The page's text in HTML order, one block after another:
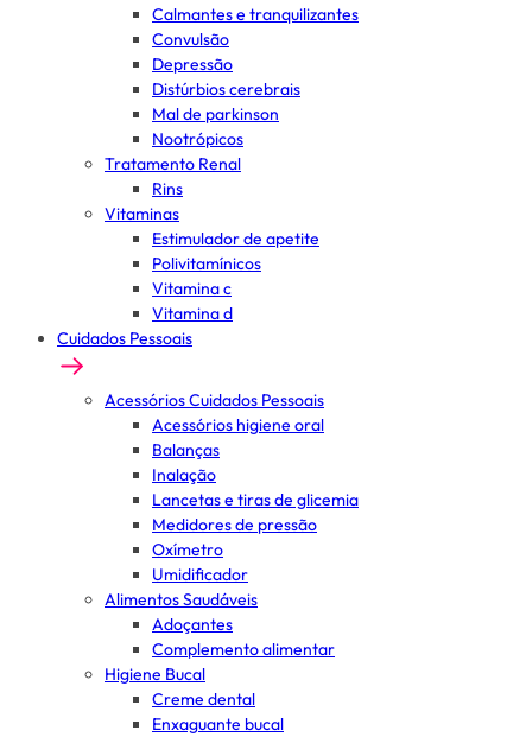
Calmantes e tranquilizantes
Convulsão
Depressão
Distúrbios cerebrais
Mal de parkinson
Nootrópicos
Tratamento Renal
Rins
Vitaminas
Estimulador de apetite
Polivitamínicos
Vitamina c
Vitamina d
Cuidados Pessoais
Acessórios Cuidados Pessoais
Acessórios higiene oral
Balanças
Inalação
Lancetas e tiras de glicemia
Medidores de pressão
Oxímetro
Umidificador
Alimentos Saudáveis
Adoçantes
Complemento alimentar
Higiene Bucal
Creme dental
Enxaguante bucal